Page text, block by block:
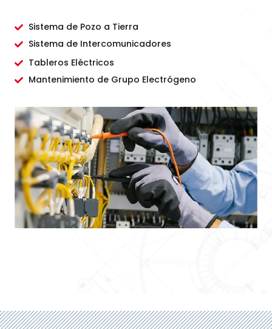
Sistema de Pozo a Tierra
Sistema de Intercomunicadores
Tableros Eléctricos
Mantenimiento de Grupo Electrógeno